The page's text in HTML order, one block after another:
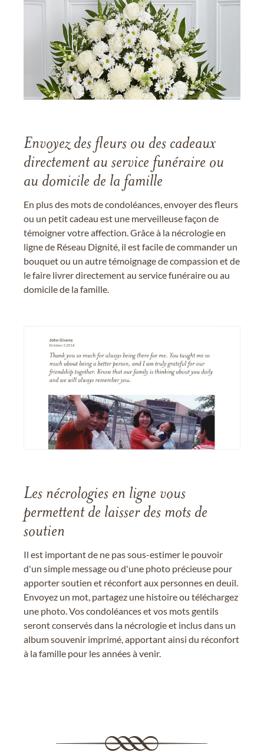
Envoyez des fleurs ou des cadeaux
directement au service funéraire ou
au domicile de la famille
En plus des mots de condoléances, envoyer des fleurs
ou un petit cadeau est une merveilleuse façon de
témoigner votre affection. Grâce à la nécrologie en
ligne de Réseau Dignité, il est facile de commander un
bouquet ou un autre témoignage de compassion et de
le faire livrer directement au service funéraire ou au
domicile de la famille.
Les nécrologies en ligne vous
permettent de laisser des mots de
soutien
Il est important de ne pas sous-estimer le pouvoir
d'un simple message ou d'une photo précieuse pour
apporter soutien et réconfort aux personnes en deuil.
Envoyez un mot, partagez une histoire ou téléchargez
une photo. Vos condoléances et vos mots gentils
seront conservés dans la nécrologie et inclus dans un
album souvenir imprimé, apportant ainsi du réconfort
à la famille pour les années à venir.